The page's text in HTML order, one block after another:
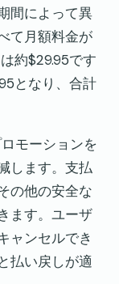
間によって異
て月額料金が
約$29.95です
となり、合計
モーションを
します。支払
の他の安全な
ます。ユーザ
ャンセルでき
払い戻しが適